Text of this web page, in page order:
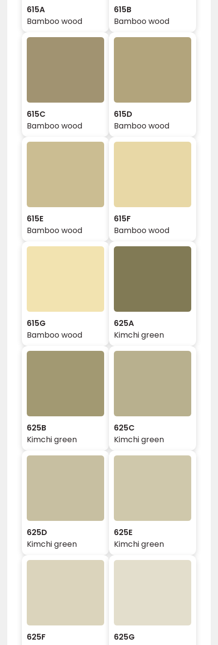
615A
Bamboo wood
615B
Bamboo wood
615C
Bamboo wood
615D
Bamboo wood
615E
Bamboo wood
615F
Bamboo wood
615G
Bamboo wood
625A
Kimchi green
625B
Kimchi green
625C
Kimchi green
625D
Kimchi green
625E
Kimchi green
625F
625G